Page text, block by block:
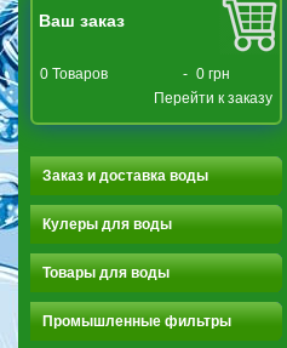
Ваш заказ
0 Товаров - 0 грн
Перейти к заказу
Заказ и доставка воды
Кулеры для воды
Товары для воды
Промышленные фильтры